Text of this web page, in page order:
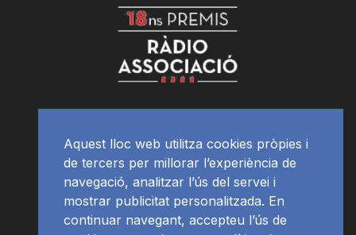
Aquest lloc web utilitza cookies pròpies i
de tercers per millorar l’experiència de
navegació, analitzar l’ús del servei i
mostrar publicitat personalitzada. En
continuar navegant, accepteu l’ús de